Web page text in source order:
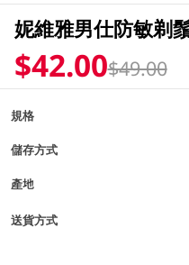
妮維雅男仕防敏剃
$42.00$49.00
規格
儲存方式
產地
送貨方式